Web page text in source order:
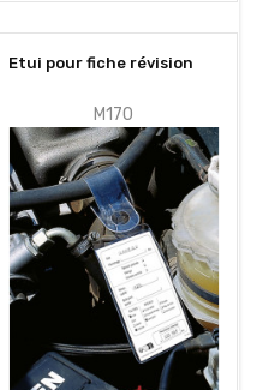
Etui pour fiche révision
M170